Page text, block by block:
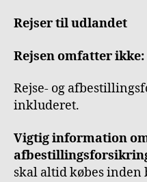
Rejser til udlandet
Rejsen omfatter ikke:
Rejse- og
inkluderet.
Vigtig information
skal altid købes inden